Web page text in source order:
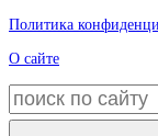
Политика
О сайте